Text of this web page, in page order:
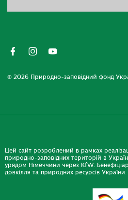
© 2026 Природно-заповідний фонд
Цей сайт розроблений в рамках
природно-заповідних територій в
урядом Німеччини через KfW.
довкілля та природних ресурсів України.